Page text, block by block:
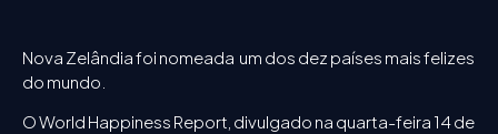
Nova Zelândia foi nomeada um dos dez países mais felizes
do mundo.
O World Happiness Report, divulgado na quarta-feira 14 de